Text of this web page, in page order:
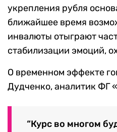
укрепления рубля
ближайшее время
инвалюты отыграют
стабилизации эмоций,
О временном эффекте
Дудченко, аналитик ФГ
“Курс во многом